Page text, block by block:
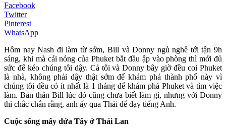
Facebook
Twitter
Pinterest
WhatsApp
Hôm nay Nash đi làm từ sớm, Bill và Donny ngủ nghê tới tận 9h
sáng, khi mà cái nóng của Phuket bắt đầu ập vào phòng thì mới đủ
sức để kéo chúng tôi dậy. Cả tôi và Donny bây giờ đều coi Phuket
là nhà, không phải dậy thật sớm để khám phá thành phố này vì
chúng tôi đều có ít nhất là 1 tháng để khám phá Phuket và tìm việc
làm. Bản thân Bill lúc đó cũng chưa biết làm gì, nhưng với Donny
thì chắc chắn rằng, anh ấy qua Thái để dạy tiếng Anh.
Cuộc sống mấy đứa Tây ở Thái Lan